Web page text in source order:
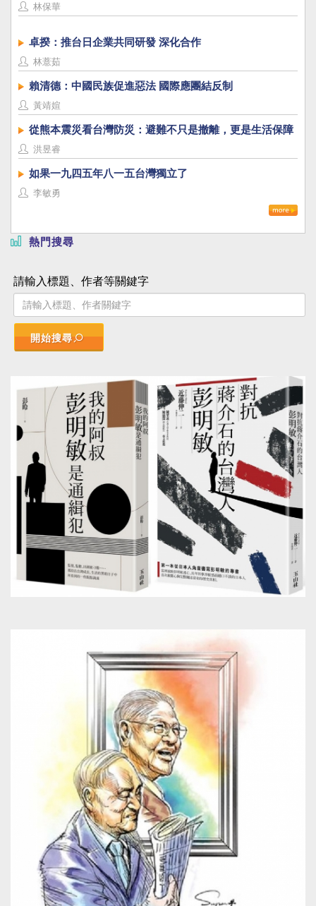
林保華
卓揆：推台日企業共同研發 深化合作
林薏茹
賴清德：中國民族促進惡法 國際應團結反制
黃靖媗
從熊本震災看台灣防災：避難不只是撤離，更是生活保障
洪昱睿
如果一九四五年八一五台灣獨立了
李敏勇
熱門搜尋
請輸入標題、作者等關鍵字
開始搜尋